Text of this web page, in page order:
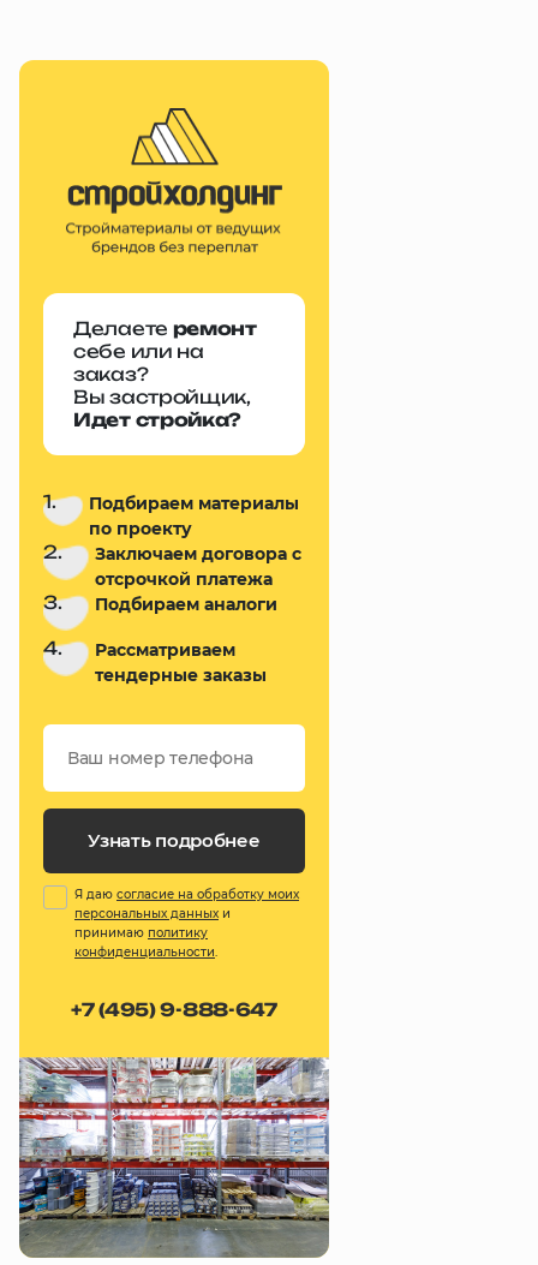
Делаете ремонт
себе или на
заказ?
Вы застройщик,
Идет стройка?
1.
Подбираем материалы
по проекту
2.
Заключаем договора с
отсрочкой платежа
3. Подбираем аналоги
4.
Рассматриваем
тендерные заказы
Узнать подробнее
Я даю согласие на обработку моих
персональных данных и
принимаю политику
конфиденциальности.
+7 (495) 9-888-647